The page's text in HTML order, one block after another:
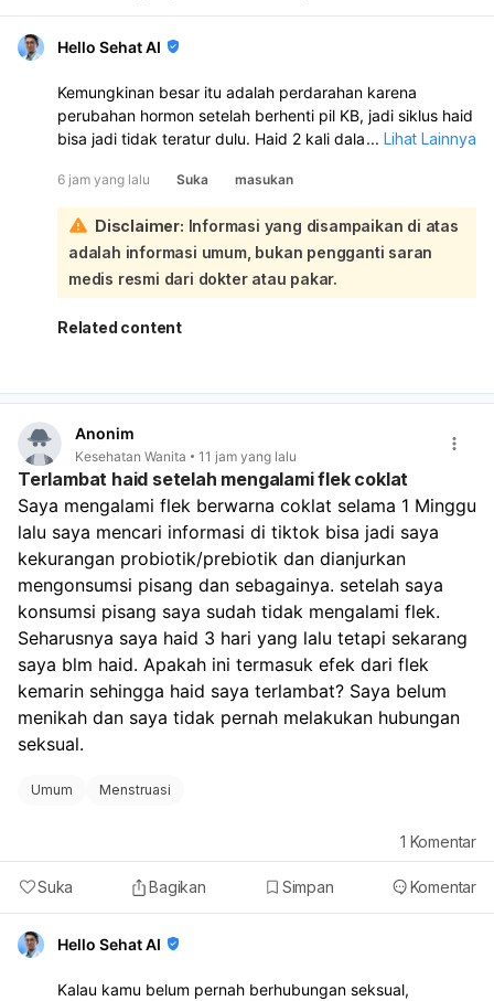
Hello Sehat AI
Kemungkinan besar itu adalah perdarahan karena
perubahan hormon setelah berhenti pil KB, jadi siklus haid
bisa jadi tidak teratur dulu. Haid 2 kali dalam sebulan juga
perdarahannya banyak, nyeri hebat, lemas sekali, atau
berulang terus, sebaiknya periksa ke dokter kandungan:
Karena Anda berhenti minum pil KB pada 5 Agustus, lalu 7
Agustus keluar darah disertai kram, mules, dan lemas, ini
sangat mungkin dipengaruhi oleh perubahan hormon
akibat penghentian pil. Setelah stop pil KB, tubuh
memang bisa butuh waktu untuk menyesuaikan siklus
dalam beberapa hari, kemungkinan masih dalam batas
Jika darah sangat banyak, keluar gumpalan besar,
atau Anda sampai sangat lemas/pusing, perlu segera
diperiksa.
Jika ada kemungkinan hamil, tetap lakukan tes
kehamilan, karena berhenti pil KB dan hubungan tanpa
perlindungan tetap ada risiko hamil. Untuk memantau:
Catat tanggal mulai dan selesai perdarahan.
Perhatikan banyaknya darah, warna, dan apakah nyeri
makin berat.
Bila haid tidak teratur terus selama 2–3 bulan,
konsultasi ke dokter. Kalau keluhan kram dan lemas
cukup mengganggu, sebaiknya kontrol ke dokter
kandungan agar dipastikan apakah ini hanya efek
berhenti pil KB atau ada penyebab lain.
... Lihat Lainnya
6 jam yang lalu Suka masukan
Disclaimer: Informasi yang disampaikan di atas
adalah informasi umum, bukan pengganti saran
medis resmi dari dokter atau pakar.
Related content
Anonim
Kesehatan Wanita 11 jam yang lalu
Terlambat haid setelah mengalami flek coklat
Saya mengalami flek berwarna coklat selama 1 Minggu
lalu saya mencari informasi di tiktok bisa jadi saya
kekurangan probiotik/prebiotik dan dianjurkan
mengonsumsi pisang dan sebagainya. setelah saya
konsumsi pisang saya sudah tidak mengalami flek.
Seharusnya saya haid 3 hari yang lalu tetapi sekarang
saya blm haid. Apakah ini termasuk efek dari flek
kemarin sehingga haid saya terlambat? Saya belum
menikah dan saya tidak pernah melakukan hubungan
seksual.
Umum Menstruasi
Suka Bagikan Simpan Komentar
1 Komentar
Hello Sehat AI
Kalau kamu belum pernah berhubungan seksual,